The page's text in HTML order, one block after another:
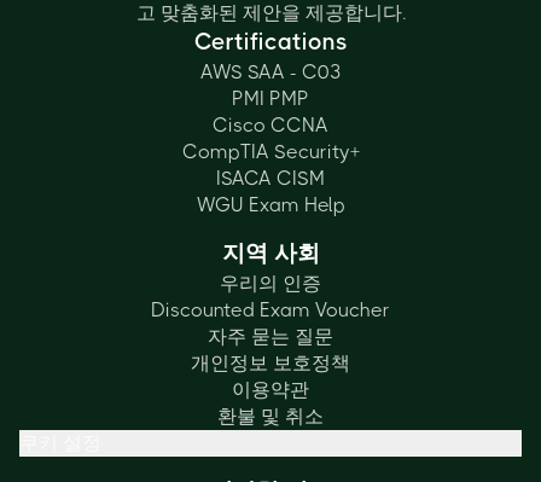
고 맞춤화된 제안을 제공합니다.
Certifications
AWS SAA - C03
PMI PMP
Cisco CCNA
CompTIA Security+
ISACA CISM
WGU Exam Help
지역 사회
우리의 인증
Discounted Exam Voucher
자주 묻는 질문
개인정보 보호정책
이용약관
환불 및 취소